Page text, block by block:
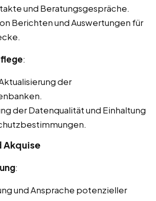
und Beratungsgespräche.
Berichten und Auswertungen für
:
der
der Datenqualität und Einhaltung
Akquise
:
und Ansprache potenzieller